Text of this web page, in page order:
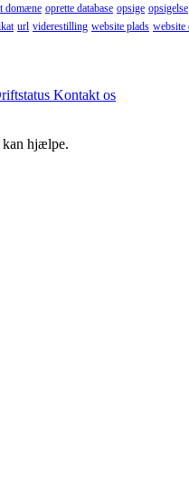
domæne oprette database opsige opsigelse
url viderestilling website plads website
Kontakt os
kan hjælpe.